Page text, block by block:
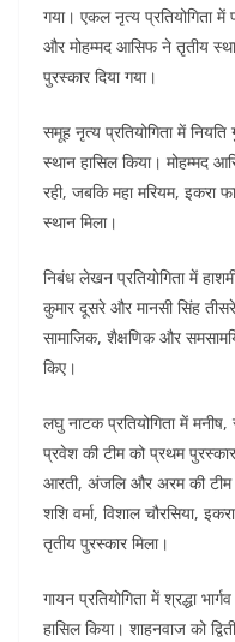
गया। एकल नृत्य प्रतियोगिता में
और मोहम्मद आसिफ ने तृतीय
पुरस्कार दिया गया।
समूह नृत्य प्रतियोगिता में
स्थान हासिल किया। मोहम्मद
रही, जबकि महा मरियम, इकरा
स्थान मिला।
निबंध लेखन प्रतियोगिता में
कुमार दूसरे और मानसी सिंह
सामाजिक, शैक्षणिक और
किए।
लघु नाटक प्रतियोगिता में
प्रवेश की टीम को प्रथम पुरस्कार
आरती, अंजलि और अरम की टीम
शशि वर्मा, विशाल चौरसिया,
तृतीय पुरस्कार मिला।
गायन प्रतियोगिता में श्रद्धा
हासिल किया। शाहनवाज को